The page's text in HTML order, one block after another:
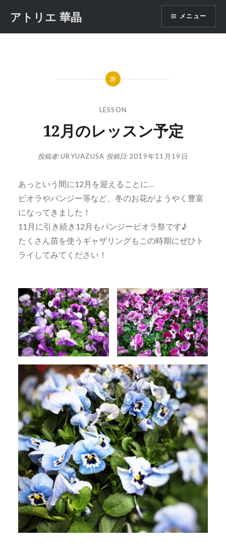
テ
アトリエ 華晶 メニュー
LESSON
12月のレッスン予定
投稿者:URYUAZUSA 投稿日: 2019年11月19日
あっという間に12月を迎えることに…
ビオラやパンジー等など、冬のお花がようやく豊富
になってきました！
11月に引き続き12月もパンジービオラ祭です♪
たくさん苗を使うギャザリングもこの時期にぜひト
ライしてみてください！